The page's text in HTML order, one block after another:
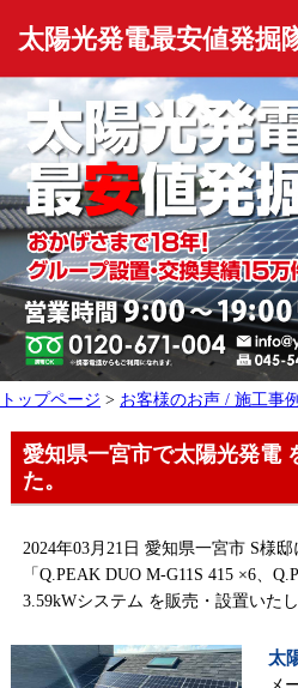
太陽光発電最安値発掘
トップページ > お客様のお声 / 施工事例
愛知県一宮市で太陽光発電
た。
2024年03月21日 愛知県一宮市 S様
「Q.PEAK DUO M-G11S 415 ×6、
3.59kWシステム を販売・設置いたし
太